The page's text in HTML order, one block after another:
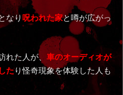
なり 呪われた家と噂が広がっ
れた人が、 車のオーディオが
たり怪奇現象を体験した人も